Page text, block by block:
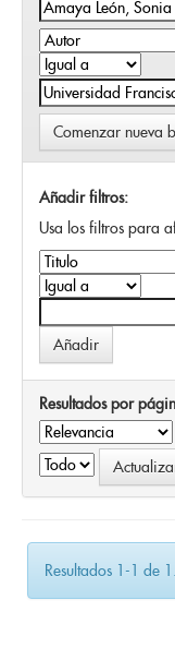
Comenzar nueva
Añadir filtros:
Usa los filtros para
Resultados por
Resultados 1-1 de 1.